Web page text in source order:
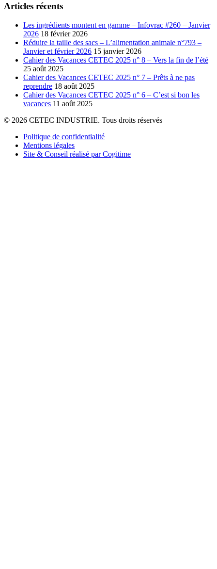
Articles récents
Les ingrédients montent en gamme – Infovrac #260 – Janvier
2026 18 février 2026
Réduire la taille des sacs – L’alimentation animale n°793 –
Janvier et février 2026 15 janvier 2026
Cahier des Vacances CETEC 2025 n° 8 – Vers la fin de l’été
25 août 2025
Cahier des Vacances CETEC 2025 n° 7 – Prêts à ne pas
reprendre 18 août 2025
Cahier des Vacances CETEC 2025 n° 6 – C’est si bon les
vacances 11 août 2025
© 2026 CETEC INDUSTRIE. Tous droits réservés
Politique de confidentialité
Mentions légales
Site & Conseil réalisé par Cogitime